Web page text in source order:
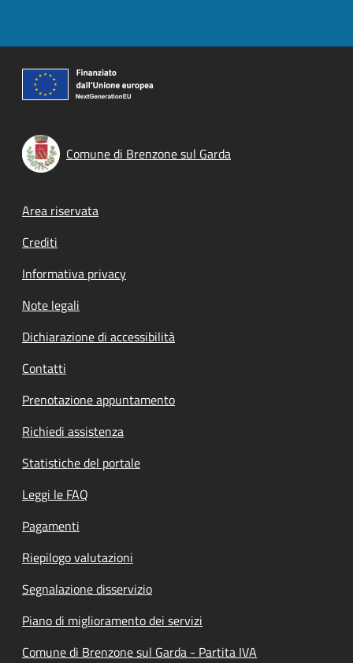
Comune di Brenzone sul Garda
Footer menu
Area riservata
Crediti
Informativa privacy
Note legali
Dichiarazione di accessibilità
Contatti
Prenotazione appuntamento
Richiedi assistenza
Statistiche del portale
Leggi le FAQ
Pagamenti
Riepilogo valutazioni
Segnalazione disservizio
Piano di miglioramento dei servizi
Comune di Brenzone sul Garda - Partita IVA